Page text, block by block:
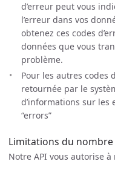
d’erreur peut vous
l’erreur dans vos
obtenez ces codes
données que vous
problème.
Pour les autres codes
retournée par le
d’informations sur les
“errors”
Limitations du
Notre API vous autorise à